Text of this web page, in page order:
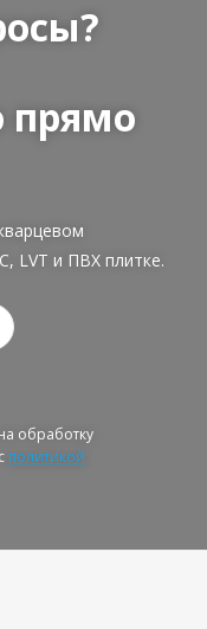
прямо
LVT и ПВХ плитке.
обработку
политикой